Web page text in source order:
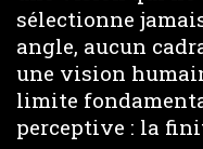
sélectionne
angle, aucun
une vision
limite
perceptive : la